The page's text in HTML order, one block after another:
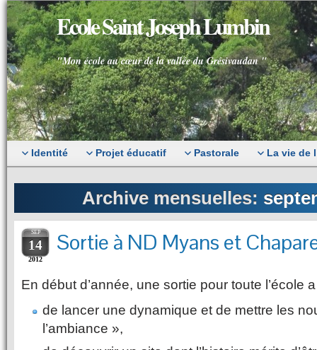
Ecole Saint Joseph Lumbin
"Mon école au cœur de la vallée du Grésivaudan "
Identité Projet éducatif Pastorale La vie de
Archive mensuelles:
SEP
14
2012
Sortie à ND Myans et
En début d’année, une sortie pour toute l’école
de lancer une dynamique et de mettre les
l’ambiance »,